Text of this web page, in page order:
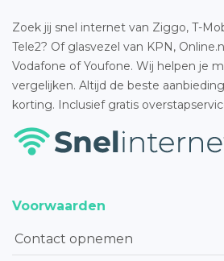
Zoek jij snel internet van Ziggo, T-
Tele2? Of glasvezel van KPN,
Vodafone of Youfone. Wij helpen je
vergelijken. Altijd de beste
korting. Inclusief gratis
Voorwaarden
Contact opnemen